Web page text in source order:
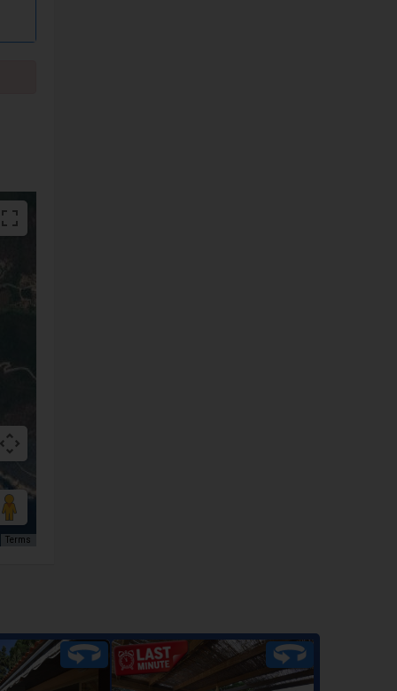
Terms
Appartamenti "Vela" - Loc.